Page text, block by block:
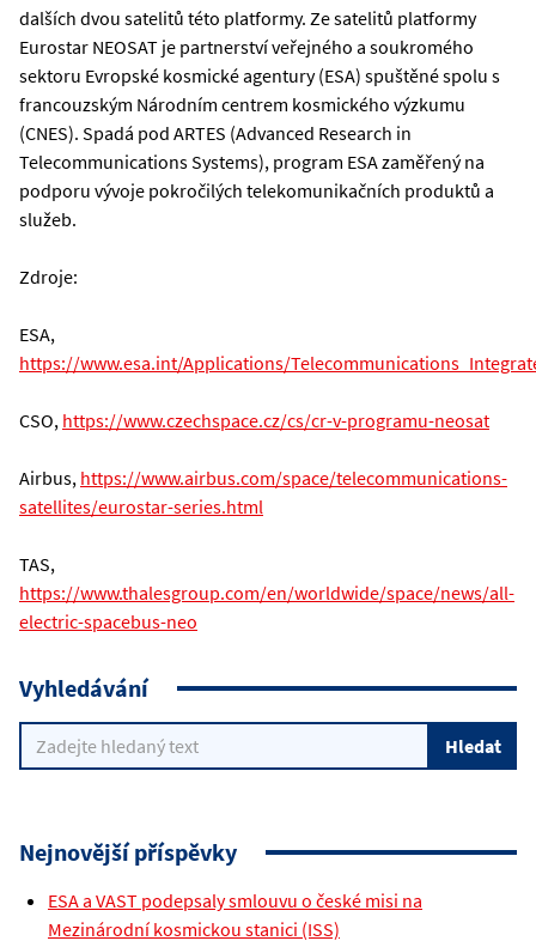
dalších dvou satelitů této platformy. Ze satelitů platformy
Eurostar NEOSAT je partnerství veřejného a soukromého
sektoru Evropské kosmické agentury (ESA) spuštěné spolu s
francouzským Národním centrem kosmického výzkumu
(CNES). Spadá pod ARTES (Advanced Research in
Telecommunications Systems), program ESA zaměřený na
podporu vývoje pokročilých telekomunikačních produktů a
služeb.
Zdroje:
ESA,
https://www.esa.int/Applications/
CSO, https://www.czechspace.cz/cs/cr-v-programu-neosat
Airbus, https://www.airbus.com/space/telecommunications-
satellites/eurostar-series.html
TAS,
https://www.thalesgroup.com/en/worldwide/space/news/all-
electric-spacebus-neo
Vyhledávání
Nejnovější příspěvky
ESA a VAST podepsaly smlouvu o české misi na
Mezinárodní kosmickou stanici (ISS)